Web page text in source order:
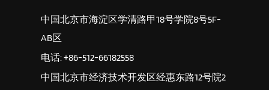
中国北京市海淀区学清路甲18号学院8号5F-
AB区
电话: +86-512-66182558
中国北京市经济技术开发区经惠东路12号院2